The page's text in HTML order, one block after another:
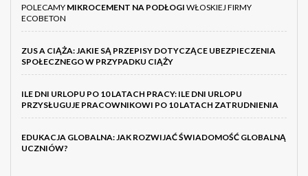
POLECAMY MIKROCEMENT NA PODŁOGI WŁOSKIEJ FIRMY
ECOBETON
ZUS A CIĄŻA: JAKIE SĄ PRZEPISY DOTYCZĄCE UBEZPIECZENIA
SPOŁECZNEGO W PRZYPADKU CIĄŻY
ILE DNI URLOPU PO 10 LATACH PRACY: ILE DNI URLOPU
PRZYSŁUGUJE PRACOWNIKOWI PO 10 LATACH ZATRUDNIENIA
EDUKACJA GLOBALNA: JAK ROZWIJAĆ ŚWIADOMOŚĆ GLOBALNĄ
UCZNIÓW?